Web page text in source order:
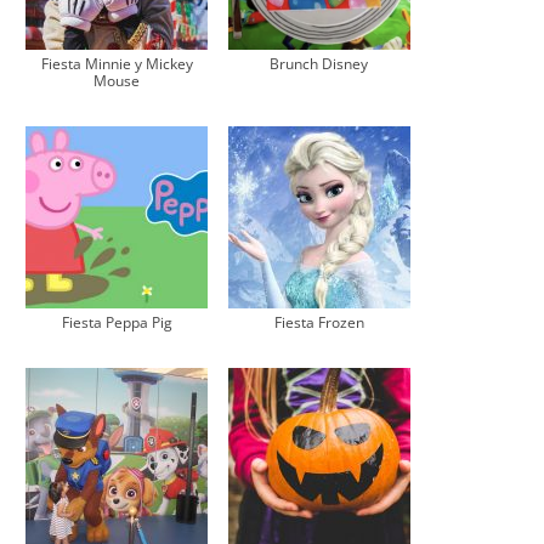
Fiesta Minnie y Mickey
Mouse
Brunch Disney
Fiesta Peppa Pig Fiesta Frozen